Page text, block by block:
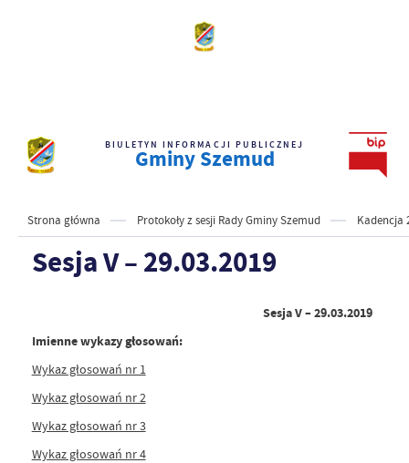
BIULETYN INFORMACJI PUBLICZNEJ
Gminy Szemud
Strona główna Protokoły z sesji Rady Gminy Szemud Kadencja
Sesja V – 29.03.2019
Sesja V – 29.03.2019
Imienne wykazy głosowań:
Wykaz głosowań nr 1
Wykaz głosowań nr 2
Wykaz głosowań nr 3
Wykaz głosowań nr 4